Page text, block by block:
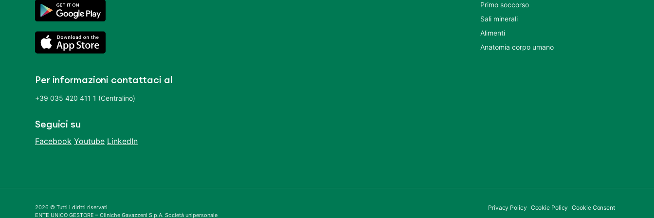
Per informazioni contattaci al
+39 035 420 411 1 (Centralino)
Seguici su
Facebook Youtube LinkedIn
Primo soccorso
Sali minerali
Alimenti
Anatomia corpo umano
2026 © Tutti i diritti riservati
ENTE UNICO GESTORE – Cliniche Gavazzeni S.p.A. Società unipersonale
Privacy Policy Cookie Policy Cookie Consent